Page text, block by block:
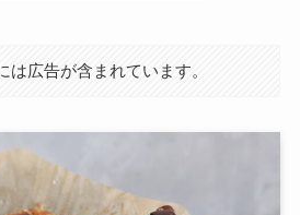
は広告が含まれています。